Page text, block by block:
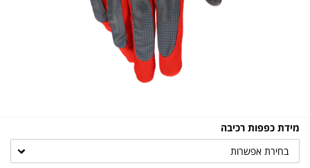
מידת כפפות רכיבה
בחירת אפשרות